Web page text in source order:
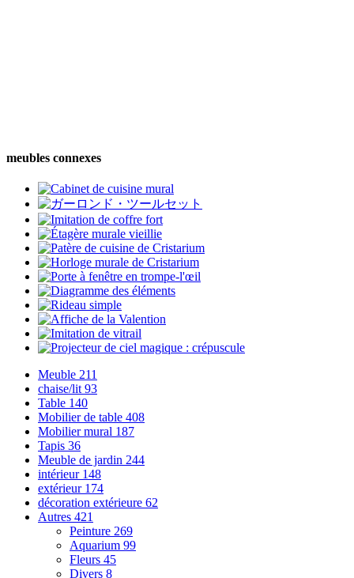
meubles connexes
Meuble 211
chaise/lit 93
Table 140
Mobilier de table 408
Mobilier mural 187
Tapis 36
Meuble de jardin 244
intérieur 148
extérieur 174
décoration extérieure 62
Autres 421
Peinture 269
Aquarium 99
Fleurs 45
Divers 8